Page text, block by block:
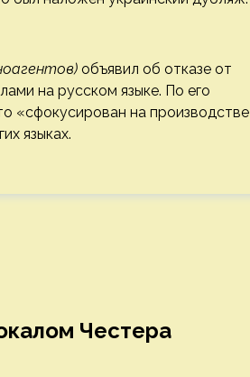
объявил об отказе от
на русском языке. По его
«сфокусирован на производстве
языках.
Честера